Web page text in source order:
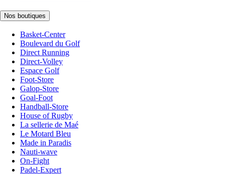
Nos boutiques
Basket-Center
Boulevard du Golf
Direct Running
Direct-Volley
Espace Golf
Foot-Store
Galop-Store
Goal-Foot
Handball-Store
House of Rugby
La sellerie de Maé
Le Motard Bleu
Made in Paradis
Nauti-wave
On-Fight
Padel-Expert